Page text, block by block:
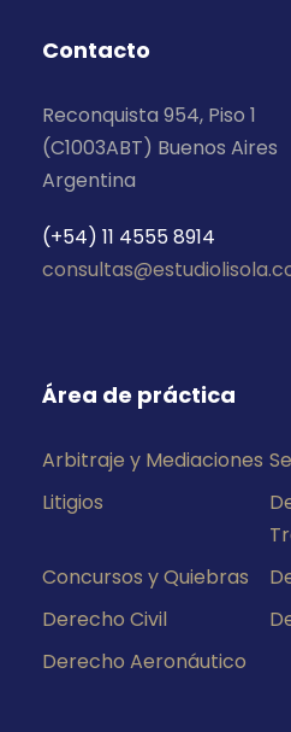
Contacto
Reconquista 954, Piso 1
(C1003ABT) Buenos Aires
Argentina
(+54) 11 4555 8914
Área de práctica
Arbitraje y Mediaciones
Litigios
Concursos y Quiebras
Derecho Civil
Derecho Aeronáutico